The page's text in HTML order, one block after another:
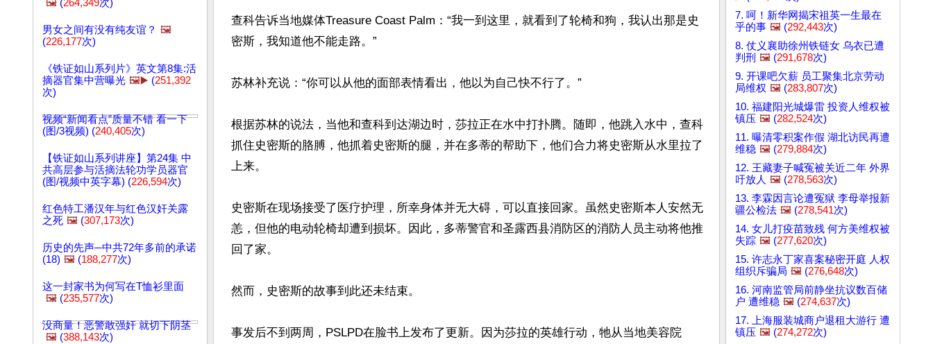
🖼️ (264,349次)
男女之间有没有纯友谊？ 🖼️
(226,177次)
《铁证如山系列片》英文第8集:活
摘器官集中营曝光 🖼️▶️ (251,392
次)
视频“新闻看点”质量不错 看一下
(图/3视频) (240,405次)
【铁证如山系列讲座】第24集 中
共高层参与活摘法轮功学员器官
(图/视频中英字幕) (226,594次)
红色特工潘汉年与红色汉奸关露
之死 🖼️ (307,173次)
历史的先声─中共72年多前的承诺
(18) 🖼️ (188,277次)
这一封家书为何写在T恤衫里面
🖼️ (235,577次)
没商量！恶警敢强奸 就切下阴茎
🖼️ (388,143次)
查科告诉当地媒体Treasure Coast Palm：“我一到这里，就看到了轮椅和狗，我认出那是史
密斯，我知道他不能走路。”
苏林补充说：“你可以从他的面部表情看出，他以为自己快不行了。”
根据苏林的说法，当他和查科到达湖边时，莎拉正在水中打扑腾。随即，他跳入水中，查科
抓住史密斯的胳膊，他抓着史密斯的腿，并在多蒂的帮助下，他们合力将史密斯从水里拉了
上来。
史密斯在现场接受了医疗护理，所幸身体并无大碍，可以直接回家。虽然史密斯本人安然无
恙，但他的电动轮椅却遭到损坏。因此，多蒂警官和圣露西县消防区的消防人员主动将他推
回了家。
然而，史密斯的故事到此还未结束。
事发后不到两周，PSLPD在脸书上发布了更新。因为莎拉的英雄行动，牠从当地美容院
7. 呵！新华网揭宋祖英一生最在
乎的事 🖼️ (292,443次)
8. 仗义襄助徐州铁链女 乌衣已遭
判刑 🖼️ (291,678次)
9. 开课吧欠薪 员工聚集北京劳动
局维权 🖼️ (283,807次)
10. 福建阳光城爆雷 投资人维权被
镇压 🖼️ (282,524次)
11. 曝清零积案作假 湖北访民再遭
维稳 🖼️ (279,884次)
12. 王藏妻子喊冤被关近二年 外界
吁放人 🖼️ (278,563次)
13. 李霖因言论遭冤狱 李母举报新
疆公检法 🖼️ (278,541次)
14. 女儿打疫苗致残 何方美维权被
失踪 🖼️ (277,620次)
15. 许志永丁家喜案秘密开庭 人权
组织斥骗局 🖼️ (276,648次)
16. 河南监管局前静坐抗议数百储
户 遭维稳 🖼️ (274,637次)
17. 上海服装城商户退租大游行 遭
镇压 🖼️ (274,272次)